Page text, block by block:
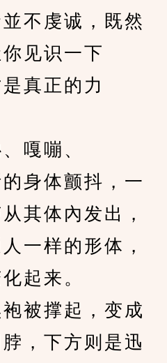
不虔诚，既然
见识一下
真正的力
嘎嘣、
身体颤抖，一
其体內发出，
一样的形体，
起来。
被撑起，变成
，下方则是迅